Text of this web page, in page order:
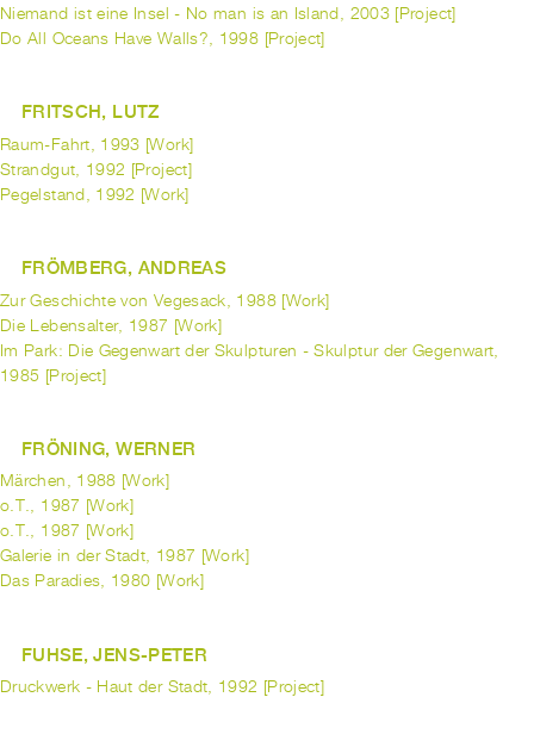
Niemand ist eine Insel - No man is an Island, 2003 [Project]
Do All Oceans Have Walls?, 1998 [Project]
FRITSCH, LUTZ
Raum-Fahrt, 1993 [Work]
Strandgut, 1992 [Project]
Pegelstand, 1992 [Work]
FRÖMBERG, ANDREAS
Zur Geschichte von Vegesack, 1988 [Work]
Die Lebensalter, 1987 [Work]
Im Park: Die Gegenwart der Skulpturen - Skulptur der Gegenwart,
1985 [Project]
FRÖNING, WERNER
Märchen, 1988 [Work]
o.T., 1987 [Work]
o.T., 1987 [Work]
Galerie in der Stadt, 1987 [Work]
Das Paradies, 1980 [Work]
FUHSE, JENS-PETER
Druckwerk - Haut der Stadt, 1992 [Project]